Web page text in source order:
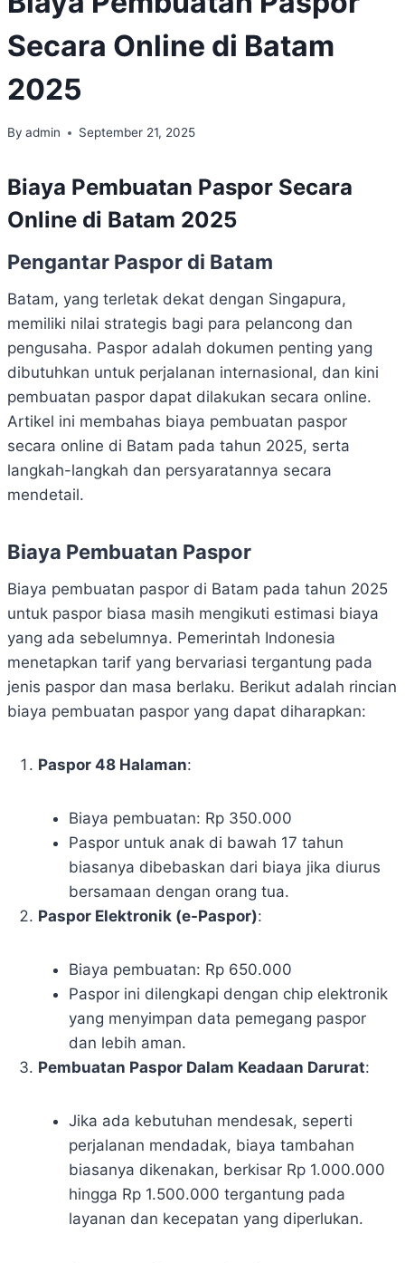
Secara Online di Batam
2025
By admin September 21, 2025
Biaya Pembuatan Paspor Secara
Online di Batam 2025
Pengantar Paspor di Batam
Batam, yang terletak dekat dengan Singapura,
memiliki nilai strategis bagi para pelancong dan
pengusaha. Paspor adalah dokumen penting yang
dibutuhkan untuk perjalanan internasional, dan kini
pembuatan paspor dapat dilakukan secara online.
Artikel ini membahas biaya pembuatan paspor
secara online di Batam pada tahun 2025, serta
langkah-langkah dan persyaratannya secara
mendetail.
Biaya Pembuatan Paspor
Biaya pembuatan paspor di Batam pada tahun 2025
untuk paspor biasa masih mengikuti estimasi biaya
yang ada sebelumnya. Pemerintah Indonesia
menetapkan tarif yang bervariasi tergantung pada
jenis paspor dan masa berlaku. Berikut adalah rincian
biaya pembuatan paspor yang dapat diharapkan:
Paspor 48 Halaman:
Biaya pembuatan: Rp 350.000
Paspor untuk anak di bawah 17 tahun
biasanya dibebaskan dari biaya jika diurus
bersamaan dengan orang tua.
Paspor Elektronik (e-Paspor):
Biaya pembuatan: Rp 650.000
Paspor ini dilengkapi dengan chip elektronik
yang menyimpan data pemegang paspor
dan lebih aman.
Pembuatan Paspor Dalam Keadaan Darurat:
Jika ada kebutuhan mendesak, seperti
perjalanan mendadak, biaya tambahan
biasanya dikenakan, berkisar Rp 1.000.000
hingga Rp 1.500.000 tergantung pada
layanan dan kecepatan yang diperlukan.